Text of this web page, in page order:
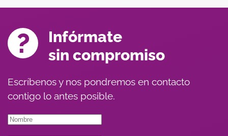
Infórmate
sin compromiso
Escríbenos y nos pondremos en contacto
contigo lo antes posible.